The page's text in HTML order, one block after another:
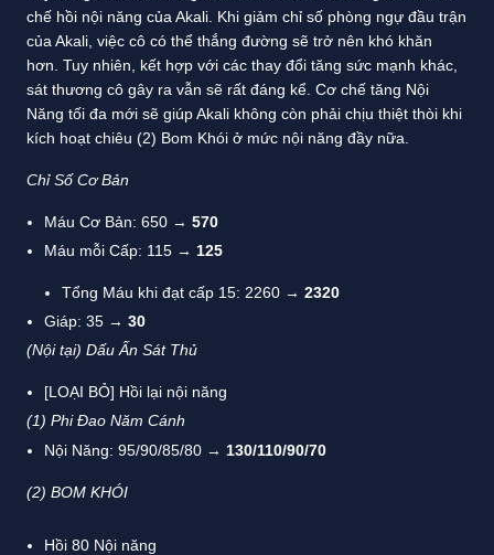
chế hồi nội năng của Akali. Khi giảm chỉ số phòng ngự đầu trận
của Akali, việc cô có thể thắng đường sẽ trở nên khó khăn
hơn. Tuy nhiên, kết hợp với các thay đổi tăng sức mạnh khác,
sát thương cô gây ra vẫn sẽ rất đáng kể. Cơ chế tăng Nội
Năng tối đa mới sẽ giúp Akali không còn phải chịu thiệt thòi khi
kích hoạt chiêu (2) Bom Khói ở mức nội năng đầy nữa.
Chỉ Số Cơ Bản
Máu Cơ Bản: 650 → 570
Máu mỗi Cấp: 115 → 125
Tổng Máu khi đạt cấp 15: 2260 → 2320
Giáp: 35 → 30
(Nội tại) Dấu Ấn Sát Thủ
[LOẠI BỎ] Hồi lại nội năng
(1) Phi Đao Năm Cánh
Nội Năng: 95/90/85/80 → 130/110/90/70
(2) BOM KHÓI
Hồi 80 Nội năng